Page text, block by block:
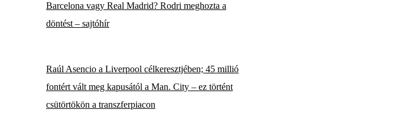
Barcelona vagy Real Madrid? Rodri meghozta a
döntést – sajtóhír
Raúl Asencio a Liverpool célkeresztjében; 45 millió
fontért vált meg kapusától a Man. City – ez történt
csütörtökön a transzferpiacon